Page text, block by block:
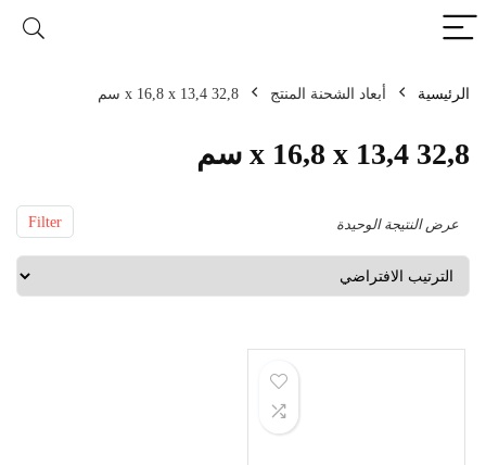
الرئيسية أبعاد الشحنة المنتج 32,8 x 16,8 x 13,4 سم
32,8 x 16,8 x 13,4 سم
Filter عرض النتيجة الوحيدة